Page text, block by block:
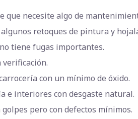
que necesite algo de
retoques de pintura y
tiene fugas importantes.
verificación.
con un mínimo de óxido.
e interiores con desgaste natural.
golpes pero con defectos mínimos.